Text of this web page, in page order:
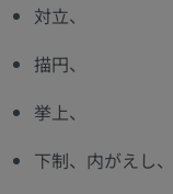
対立、
描円、
挙上、
下制、内がえし、